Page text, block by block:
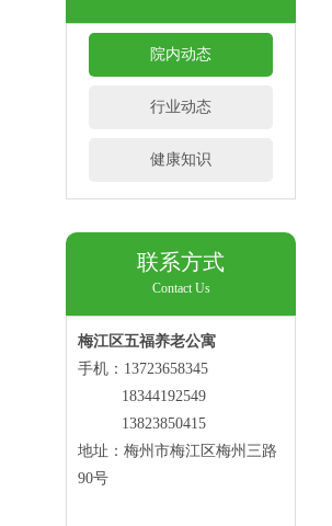
院内动态
行业动态
健康知识
联系方式
Contact Us
梅江区五福养老公寓
手机：13723658345
18344192549
13823850415
地址：梅州市梅江区梅州三路
90号